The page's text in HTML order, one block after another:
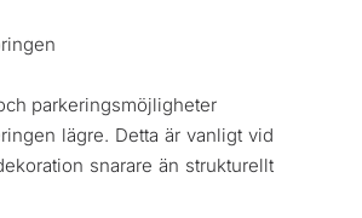
parkeringsmöjligheter
lägre. Detta är vanligt vid
snarare än strukturellt